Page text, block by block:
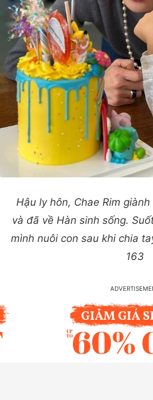
Hậu ly hôn, Chae Rim
và đã về Hàn sinh sống.
mình nuôi con sau khi chia
163